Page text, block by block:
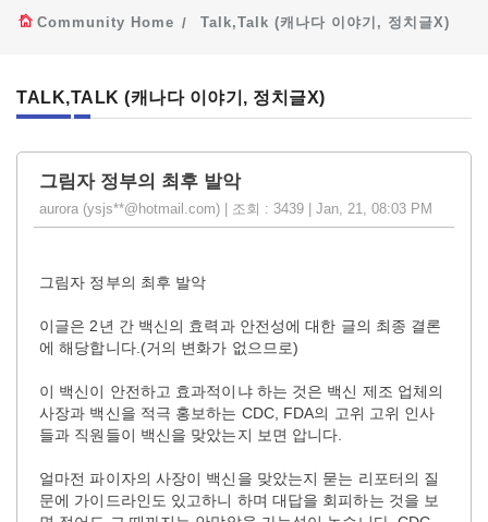
Community Home Talk,Talk (캐나다 이야기, 정치글X)
TALK,TALK (캐나다 이야기, 정치글X)
그림자 정부의 최후 발악
aurora (ysjs**@hotmail.com) | 조회 : 3439 | Jan, 21, 08:03 PM
그림자 정부의 최후 발악
이글은 2년 간 백신의 효력과 안전성에 대한 글의 최종 결론
에 해당합니다.(거의 변화가 없으므로)
이 백신이 안전하고 효과적이냐 하는 것은 백신 제조 업체의
사장과 백신을 적극 홍보하는 CDC, FDA의 고위 고위 인사
들과 직원들이 백신을 맞았는지 보면 압니다.
얼마전 파이자의 사장이 백신을 맞았는지 묻는 리포터의 질
문에 가이드라인도 있고하니 하며 대답을 회피하는 것을 보